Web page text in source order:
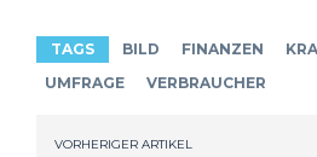
TAGS BILD FINANZEN
UMFRAGE
VERBRAUCHER
VORHERIGER ARTIKEL